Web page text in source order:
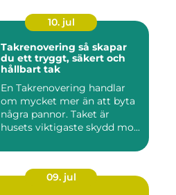
10. jul
Takrenovering så skapar
du ett tryggt, säkert och
hållbart tak
En Takrenovering handlar
om mycket mer än att byta
några pannor. Taket är
husets viktigaste skydd mo...
09. jul